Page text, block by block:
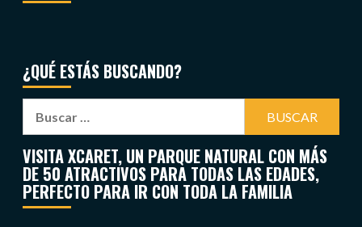
¿QUÉ ESTÁS BUSCANDO?
VISITA XCARET, UN PARQUE NATURAL CON MÁS
DE 50 ATRACTIVOS PARA TODAS LAS EDADES,
PERFECTO PARA IR CON TODA LA FAMILIA